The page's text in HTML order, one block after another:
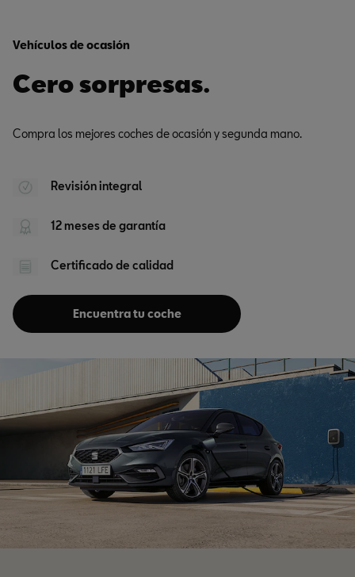
Vehículos de ocasión
Cero sorpresas.
Compra los mejores coches de ocasión y segunda mano.
Revisión integral
12 meses de garantía
Certificado de calidad
Encuentra tu coche